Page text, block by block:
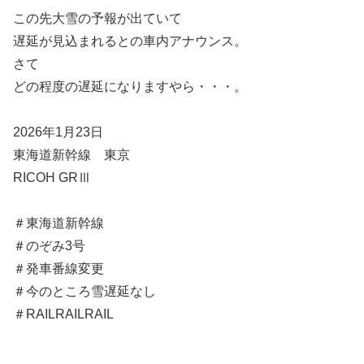
この先大雪の予報が出ていて
遅延が見込まれるとの車内アナウンス。
さて
どの程度の遅延になりますやら・・・。
2026年1月23日
東海道新幹線 東京
RICOH GRⅢ
＃東海道新幹線
＃のぞみ3号
＃発車番線変更
＃今のところ雪遅延なし
＃RAILRAILRAIL